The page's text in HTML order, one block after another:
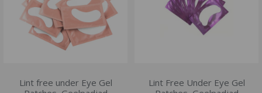
Lint free under Eye Gel
Lint Free Under Eye Gel